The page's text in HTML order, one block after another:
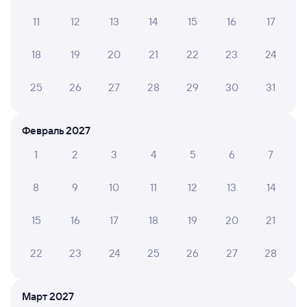
из-за неблагоприятных погодных условий. Спасибо
людям! Было очень приятно!
В общем все хорошо. В Санузеле надо почаще
следить за туалтноц бумагой
08 ноября 2025 • Поезд 826С «Ласточка»
класс!
Нафисет Т.
11 12 13 14 15 16 17
18 19 20 21 22 23 24
25 26 27 28 29 30 31
Февраль 2027
1
2 3 4 5 6 7
8 9 10 11 12 13 14
15 16 17 18 19 20 21
22 23 24 25 26 27 28
Март 2027